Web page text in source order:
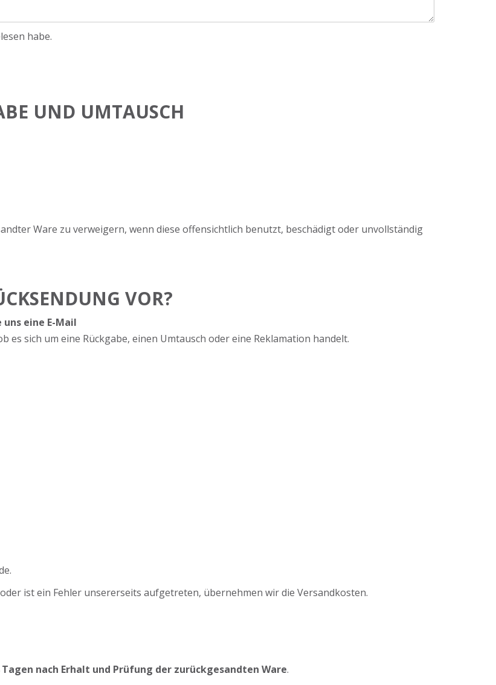
habe.
UND UMTAUSCH
Ware zu verweigern, wenn diese offensichtlich benutzt, beschädigt oder unvollständig
VOR?
uns eine E-Mail
es sich um eine Rückgabe, einen Umtausch oder eine Reklamation handelt.
ist ein Fehler unsererseits aufgetreten, übernehmen wir die Versandkosten.
Tagen nach Erhalt und Prüfung der zurückgesandten Ware.